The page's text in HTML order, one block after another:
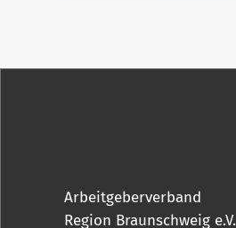
Arbeitgeberverband
Region Braunschweig e.V.